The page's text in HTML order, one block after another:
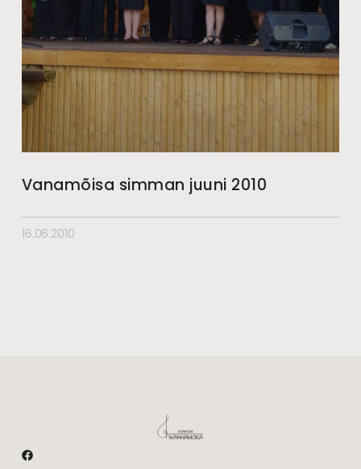
Vanamõisa simman juuni 2010
16.06.2010